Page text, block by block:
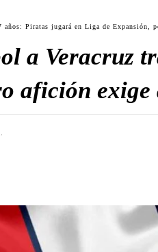
años: Piratas jugará en Liga de Expansión,
a Veracruz
afición exige